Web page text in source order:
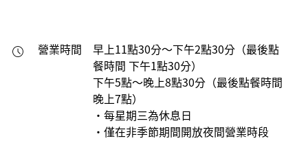
營業時間
早上11點30分～下午2點30分（最後點
餐時間 下午1點30分）
下午5點～晚上8點30分（最後點餐時間
晚上7點）
・每星期三為休息日
・僅在非季節期間開放夜間營業時段